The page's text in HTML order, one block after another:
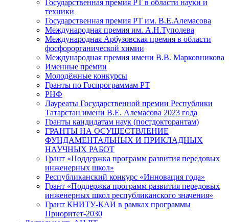
Государственная премия РТ в области науки и
техники
Государственная премия РТ им. В.Е.Алемасова
Международная премия им. А.Н.Туполева
Международная Арбузовская премия в области
фосфорорганической химии
Международная премия имени В.В. Марковникова
Именные премии
Молодёжные конкурсы
Гранты по Госпрограммам РТ
РНФ
Лауреаты Государственной премии Республики
Татарстан имени В.Е. Алемасова 2023 года
Гранты кандидатам наук (постдокторантам)
ГРАНТЫ НА ОСУЩЕСТВЛЕНИЕ
ФУНДАМЕНТАЛЬНЫХ И ПРИКЛАДНЫХ
НАУЧНЫХ РАБОТ
Грант «Поддержка программ развития передовых
инженерных школ»
Республиканский конкурс «Инновация года»
Грант «Поддержка программ развития передовых
инженерных школ республиканского значения»
Грант КНИТУ-КАИ в рамках программы
Приоритет-2030